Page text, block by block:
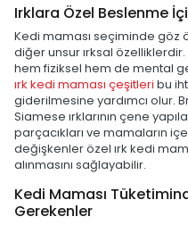
Irklara Özel Beslenme
Kedi maması seçiminde
diğer unsur ırksal özelliklerdir.
hem fiziksel hem de mental
ırk kedi maması çeşitleri bu
giderilmesine yardımcı olur.
Siamese ırklarının çene
parçacıkları ve mamaların
değişkenler özel ırk kedi
alınmasını sağlayabilir.
Kedi Maması
Gerekenler